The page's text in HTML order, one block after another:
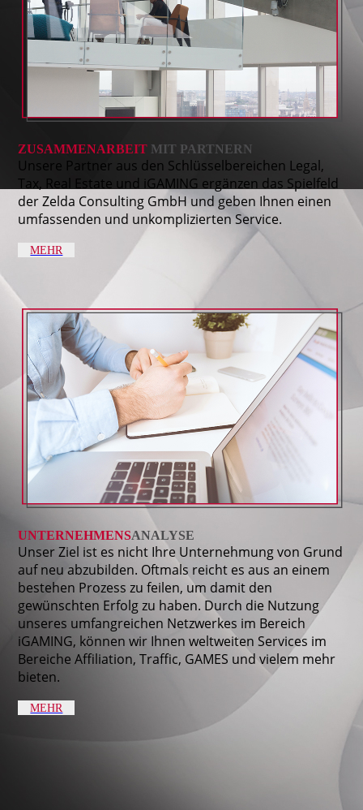
ZUSAMMENARBEIT MIT PARTNERN
Unsere Partner aus den Schlüsselbereichen Legal,
Tax, Real Estate und iGAMING ergänzen das Spielfeld
der Zelda Consulting GmbH und geben Ihnen einen
umfassenden und unkomplizierten Service.
MEHR
UNTERNEHMENSANALYSE
Unser Ziel ist es nicht Ihre Unternehmung von Grund
auf neu abzubilden. Oftmals reicht es aus an einem
bestehen Prozess zu feilen, um damit den
gewünschten Erfolg zu haben. Durch die Nutzung
unseres umfangreichen Netzwerkes im Bereich
iGAMING, können wir Ihnen weltweiten Services im
Bereiche Affiliation, Traffic, GAMES und vielem mehr
bieten.
MEHR